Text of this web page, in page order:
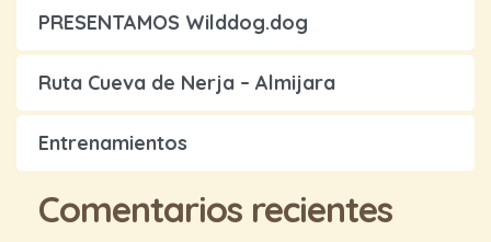
PRESENTAMOS Wilddog.dog
Ruta Cueva de Nerja – Almijara
Entrenamientos
Comentarios recientes